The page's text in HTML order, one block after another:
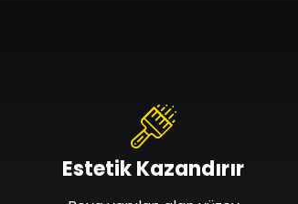
Estetik Kazandırır